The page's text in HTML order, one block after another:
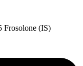
Frosolone (IS)